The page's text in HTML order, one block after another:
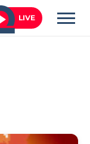
LIVE